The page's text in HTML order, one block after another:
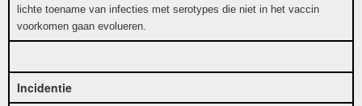
lichte toename van infecties met serotypes die niet in het vaccin
voorkomen gaan evolueren.
Incidentie